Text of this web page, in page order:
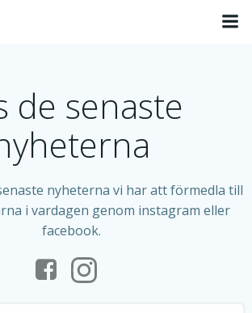
de senaste
nyheterna vi har att förmedla till
i vardagen genom instagram eller
facebook.